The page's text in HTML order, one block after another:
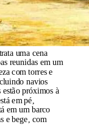
uma cena
reunidas em um
com torres e
navios
estão próximos à
em pé,
em um barco
e bege, com